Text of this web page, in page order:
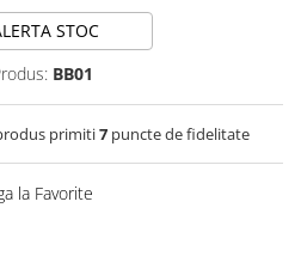
STOC
BB01
primiti7 puncte de fidelitate
la Favorite